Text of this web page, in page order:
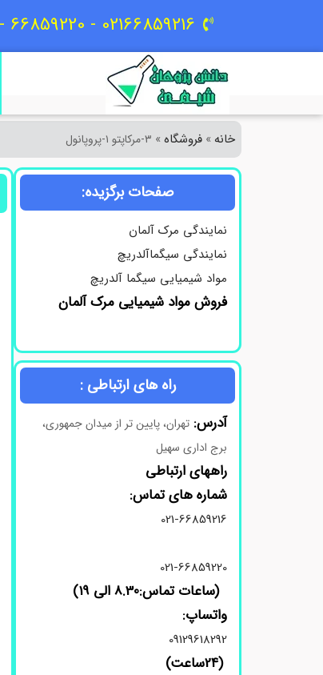
02166859216 - 66859220 - 09129618292
خانه » فروشگاه» ۳-مرکاپتو ۱-پروپانول
صفحات برگزیده:
نمایندگی مرک آلمان
نمایندگی سیگماآلدریچ
مواد شیمیایی سیگما آلدریچ
فروش مواد شیمیایی مرک آلمان
راه های ارتباطی :
آدرس: تهران، پایین تر از میدان جمهوری،
برج اداری سهیل
راههای ارتباطی
شماره های تماس:
021-66859216
021-66859220
(ساعات تماس:8.30 الی 19)
واتساپ:
09129618292
(24ساعت)